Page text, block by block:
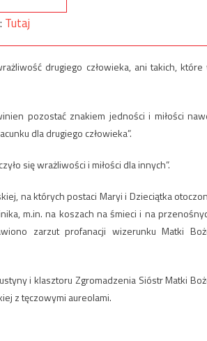
Tutaj
drugiego człowieka, ani takich, które
pozostać znakiem jedności i miłości
dla drugiego człowieka”.
się wrażliwości i miłości dla innych”.
na których postaci Maryi i Dzieciątka
m.in. na koszach na śmieci i na
zarzut profanacji wizerunku Matki
i klasztoru Zgromadzenia Sióstr Matki
z tęczowymi aureolami.